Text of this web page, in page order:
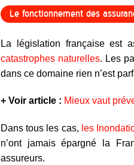
Le fonctionnement des
La législation française est
catastrophes naturelles. Les
dans ce domaine rien n’est
+ Voir article : Mieux vaut
Dans tous les cas, les
n’ont jamais épargné la
assureurs.